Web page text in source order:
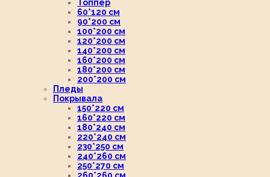
Топпер
60*120 см
90*200 см
100*200 см
120*200 см
140*200 см
160*200 см
180*200 см
200*200 см
Пледы
Покрывала
150*220 см
160*220 см
180*240 см
220*240 см
230*250 см
240*260 см
250*270 см
260*260 см